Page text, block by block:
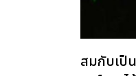
สมกับเป็